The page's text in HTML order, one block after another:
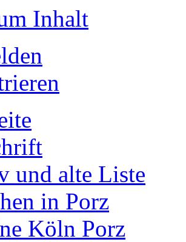
Inhalt
und alte Liste
in Porz
Köln Porz